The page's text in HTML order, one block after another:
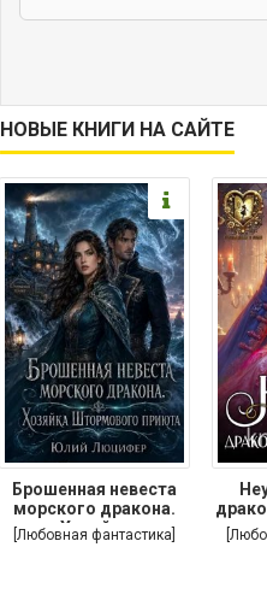
НОВЫЕ КНИГИ НА САЙТЕ
Брошенная невеста
морского дракона.
Хозяйка
[Любовная фантастика]